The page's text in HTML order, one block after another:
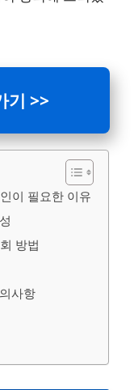
기 >>
이 필요한 이유
방법
사항